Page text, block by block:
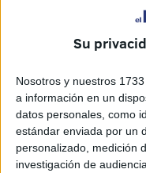
Su
Nosotros y nuestros 1733
a información en un
datos personales, como
estándar enviada por un
personalizado, medición
investigación de
Imágenes cedidas
El pasado fin de